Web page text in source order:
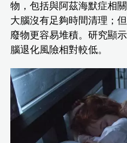
物，包括與阿茲海默症相
大腦沒有足夠時間清理；
廢物更容易堆積。研究顯
腦退化風險相對較低。